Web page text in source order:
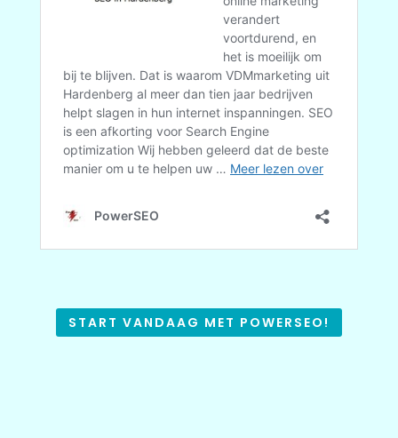
START VANDAAG MET POWERSEO!